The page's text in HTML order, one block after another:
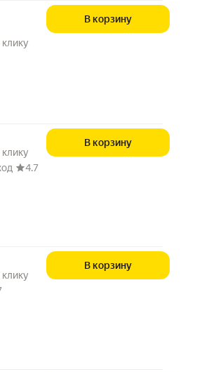
4016 ₽ вместо
В корзину
4016 ₽ вместо
4.7
В корзину
4016 ₽ вместо
В корзину